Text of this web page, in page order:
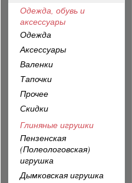
Одежда, обувь и
аксессуары
Одежда
Аксессуары
Валенки
Тапочки
Прочее
Скидки
Глиняные игрушки
Пензенская
(Полеологовская)
игрушка
Дымковская игрушка